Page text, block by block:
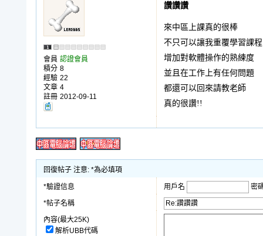
會員 認證會員
積分 8
經驗 22
文章 4
註冊 2012-09-11
讚讚讚
來中區上課真的很棒
不只可以讓我重覆學習課程
增加對軟體操作的熟練度
並且在工作上有任何問題
都還可以回來請教老師
真的很讚!!
回復帖子 注意: *為必填項
*驗證信息 用戶名
密
*帖子名稱
內容(最大25K)
解析UBB代碼